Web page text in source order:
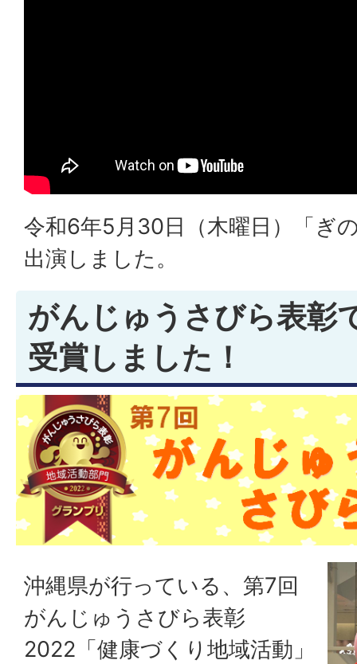
令和6年5月30日（木曜日）「ぎ
出演しました。
がんじゅうさびら表彰
受賞しました！
沖縄県が行っている、第7回
がんじゅうさびら表彰
2022「健康づくり地域活動」